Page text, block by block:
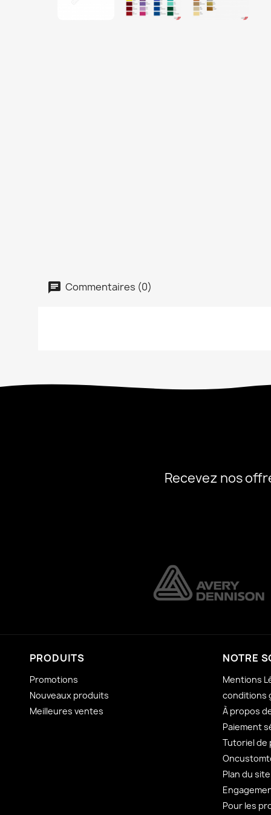
Commentaires (0)
Recevez nos
PRODUITS
Promotions
Nouveaux produits
Meilleures ventes
NOTRE
Mentions
conditions
À propos
Paiement
Tutoriel de
Plan du site
Pour les